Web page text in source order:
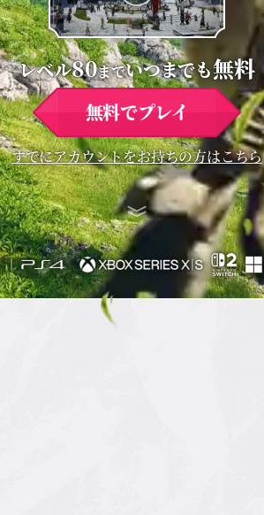
レベル80までいつまでも無料
無料でプレイ
すでにアカウントをお持ちの方はこちら